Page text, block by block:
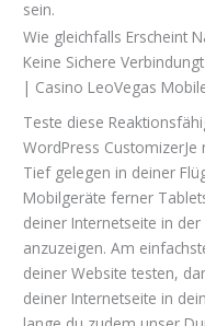
sein.
Wie gleichfalls Erscheint
Keine Sichere
| Casino LeoVegas
Teste diese
WordPress
Tief gelegen in deiner
Mobilgeräte ferner
deiner Internetseite in
anzuzeigen. Am
deiner Website testen,
deiner Internetseite in